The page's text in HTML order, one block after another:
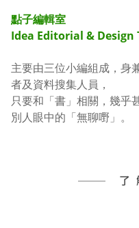
點子編輯室
Idea Editorial & Design
主要由三位小編組成，身
者及資料搜集人員，
只要和「書」相關，幾乎
別人眼中的「無聊嘢」。
了